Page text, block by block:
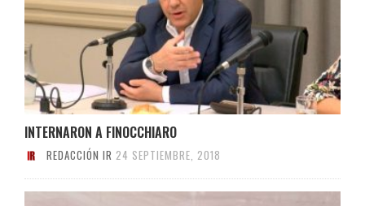
INTERNARON A FINOCCHIARO
REDACCIÓN IR 24 SEPTIEMBRE, 2018